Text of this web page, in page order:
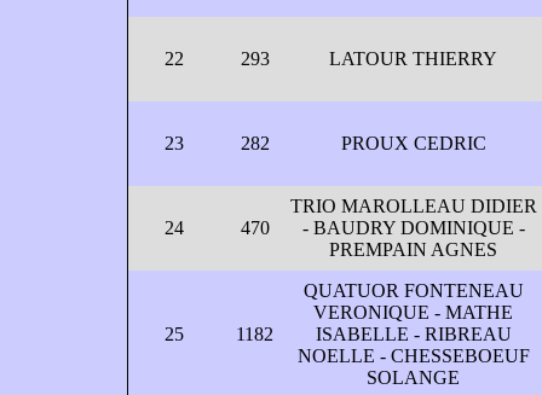
22 293 LATOUR THIERRY
23 282 PROUX CEDRIC
24 470
TRIO MAROLLEAU DIDIER
- BAUDRY DOMINIQUE -
PREMPAIN AGNES
25 1182
QUATUOR FONTENEAU
VERONIQUE - MATHE
ISABELLE - RIBREAU
NOELLE - CHESSEBOEUF
SOLANGE